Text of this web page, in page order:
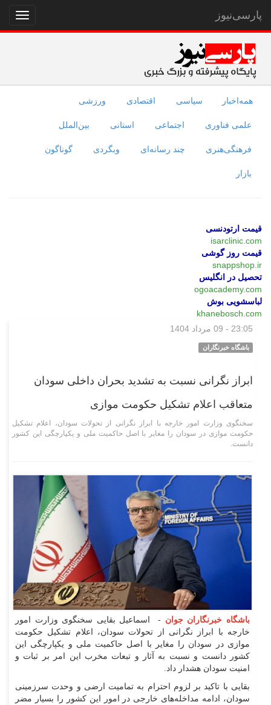
نمایش
منو
پارسی‌نیوز
همه‌اخبار سیاسی اقتصادی ورزشی
علمی فناوری اجتماعی استانی بین‌الملل
فرهنگی‌هنری چند رسانه‌ای وبگردی گوناگون
بازار
قیمت ارتودنسی
isarclinic.com
قیمت روز گوشی
snappshop.ir
تحصیل در انگلیس
ogoacademy.com
لباسشویی بوش
khanebosch.com
23:05 - 09 مرداد 1404
باشگاه خبرنگاران
ابراز نگرانی نسبت به تشدید بحران داخلی سودان
متعاقب اعلام تشکیل حکومت موازی
سخنگوی وزارت امور خارجه با ابراز نگرانی از تحولات سودان، اعلام تشکیل
حکومت موازی در سودان را مغایر با اصل حاکمیت ملی و یکپارچگی این کشور
دانست.
باشگاه خبرنگاران جوان - اسماعیل بقایی سخنگوی وزارت امور
خارجه با ابراز نگرانی از تحولات سودان، اعلام تشکیل حکومت
موازی در سودان را مغایر با اصل حاکمیت ملی و یکپارچگی این
کشور دانست و نسبت به آثار و تبعات مخرب این امر بر ثبات و
امنیت سودان هشدار داد.
بقایی با تاکید بر لزوم احترام به تمامیت ارضی و وحدت سرزمینی
سودان، ادامه مداخله‌های خارجی در امور این کشور را بسیار مضر